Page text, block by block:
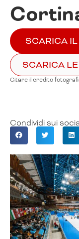
SCARICA
SCARICA
Citare il credito
Condividi sui